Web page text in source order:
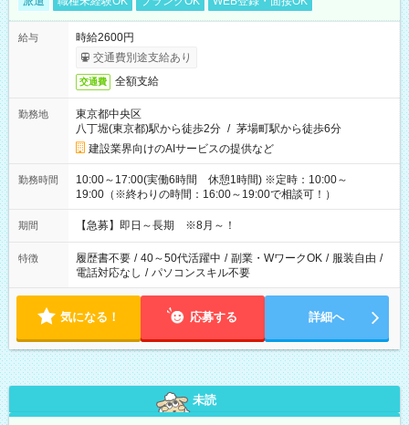
給与
時給2600円
交通費別途支給あり
交通費 全額支給
勤務地
東京都中央区
八丁堀(東京都)駅から徒歩2分 / 茅場町駅から徒歩6分
建設業界向けのAIサービスの提供など
勤務時間
10:00～17:00(実働6時間 休憩1時間) ※定時：10:00～
19:00（※終わりの時間：16:00～19:00で相談可！）
期間 【急募】即日～長期 ※8月～！
特徴 履歴書不要 / 40～50代活躍中 / 副業・WワークOK / 服装自由 /
電話対応なし / パソコンスキル不要
気になる！ 応募する 詳細へ
未読